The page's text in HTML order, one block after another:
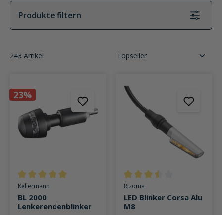
Produkte filtern
243 Artikel
23%
Durchschnittliche Bewertung von 5 von 5 Sternen
Kellermann
BL 2000
Lenkerendenblinker
Durchschnittliche Bewertung
Rizoma
LED Blinker Corsa Alu
M8